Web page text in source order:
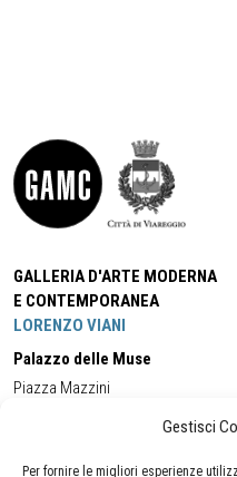
Gestisci
Per fornire le migliori esperienze
GALLERIA D'ARTE MODERNA
E CONTEMPORANEA
LORENZO VIANI
Palazzo delle Muse
Piazza Mazzini
Cell:+39 338
Tel:
+39 0584 944580
(orario 09.00/